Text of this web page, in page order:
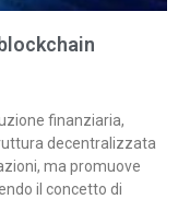
finanziaria,
decentralizzata
ma promuove
il concetto di